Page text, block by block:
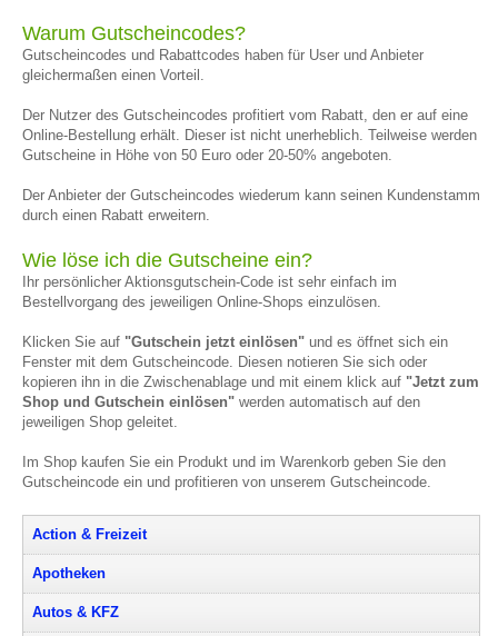
Warum Gutscheincodes?
Gutscheincodes und Rabattcodes haben für User und Anbieter
gleichermaßen einen Vorteil.
Der Nutzer des Gutscheincodes profitiert vom Rabatt, den er auf eine
Online-Bestellung erhält. Dieser ist nicht unerheblich. Teilweise werden
Gutscheine in Höhe von 50 Euro oder 20-50% angeboten.
Der Anbieter der Gutscheincodes wiederum kann seinen Kundenstamm
durch einen Rabatt erweitern.
Wie löse ich die Gutscheine ein?
Ihr persönlicher Aktionsgutschein-Code ist sehr einfach im
Bestellvorgang des jeweiligen Online-Shops einzulösen.
Klicken Sie auf "Gutschein jetzt einlösen" und es öffnet sich ein
Fenster mit dem Gutscheincode. Diesen notieren Sie sich oder
kopieren ihn in die Zwischenablage und mit einem klick auf "Jetzt zum
Shop und Gutschein einlösen" werden automatisch auf den
jeweiligen Shop geleitet.
Im Shop kaufen Sie ein Produkt und im Warenkorb geben Sie den
Gutscheincode ein und profitieren von unserem Gutscheincode.
Action & Freizeit
Apotheken
Autos & KFZ